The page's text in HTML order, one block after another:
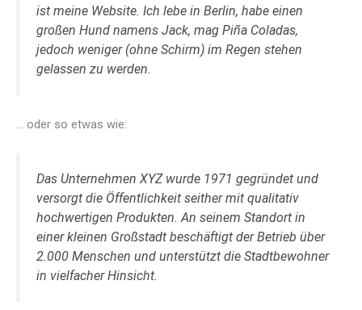
ist meine Website. Ich lebe in Berlin, habe einen
großen Hund namens Jack, mag Piña Coladas,
jedoch weniger (ohne Schirm) im Regen stehen
gelassen zu werden.
… oder so etwas wie:
Das Unternehmen XYZ wurde 1971 gegründet und
versorgt die Öffentlichkeit seither mit qualitativ
hochwertigen Produkten. An seinem Standort in
einer kleinen Großstadt beschäftigt der Betrieb über
2.000 Menschen und unterstützt die Stadtbewohner
in vielfacher Hinsicht.